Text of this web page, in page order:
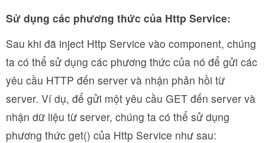
Sử dụng các phương thức của Http Service:
Sau khi đã inject Http Service vào component, chúng
ta có thể sử dụng các phương thức của nó để gửi các
yêu cầu HTTP đến server và nhận phản hồi từ
server. Ví dụ, để gửi một yêu cầu GET đến server và
nhận dữ liệu từ server, chúng ta có thể sử dụng
phương thức get() của Http Service như sau: